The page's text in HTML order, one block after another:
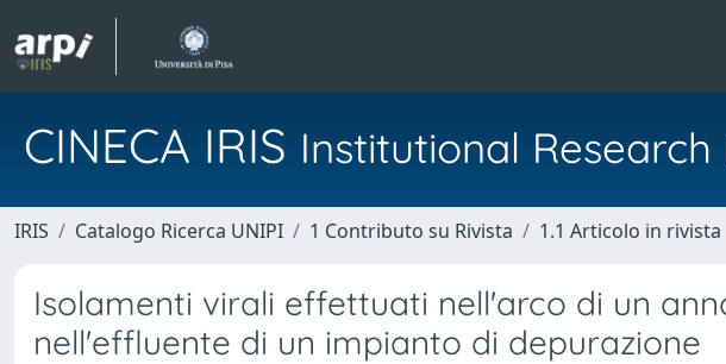
CINECA IRIS Institutional
IRIS Catalogo Ricerca UNIPI 1 Contributo su Rivista 1.1 Articolo in rivista
Isolamenti virali effettuati nell'arco di un
nell'effluente di un impianto di depurazione